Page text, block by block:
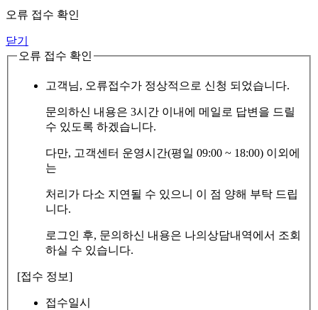
오류 접수 확인
닫기
오류 접수 확인
고객님, 오류접수가 정상적으로 신청 되었습니다.
문의하신 내용은 3시간 이내에 메일로 답변을 드릴
수 있도록 하겠습니다.
다만, 고객센터 운영시간(평일 09:00 ~ 18:00) 이외에
는
처리가 다소 지연될 수 있으니 이 점 양해 부탁 드립
니다.
로그인 후, 문의하신 내용은 나의상담내역에서 조회
하실 수 있습니다.
[접수 정보]
접수일시